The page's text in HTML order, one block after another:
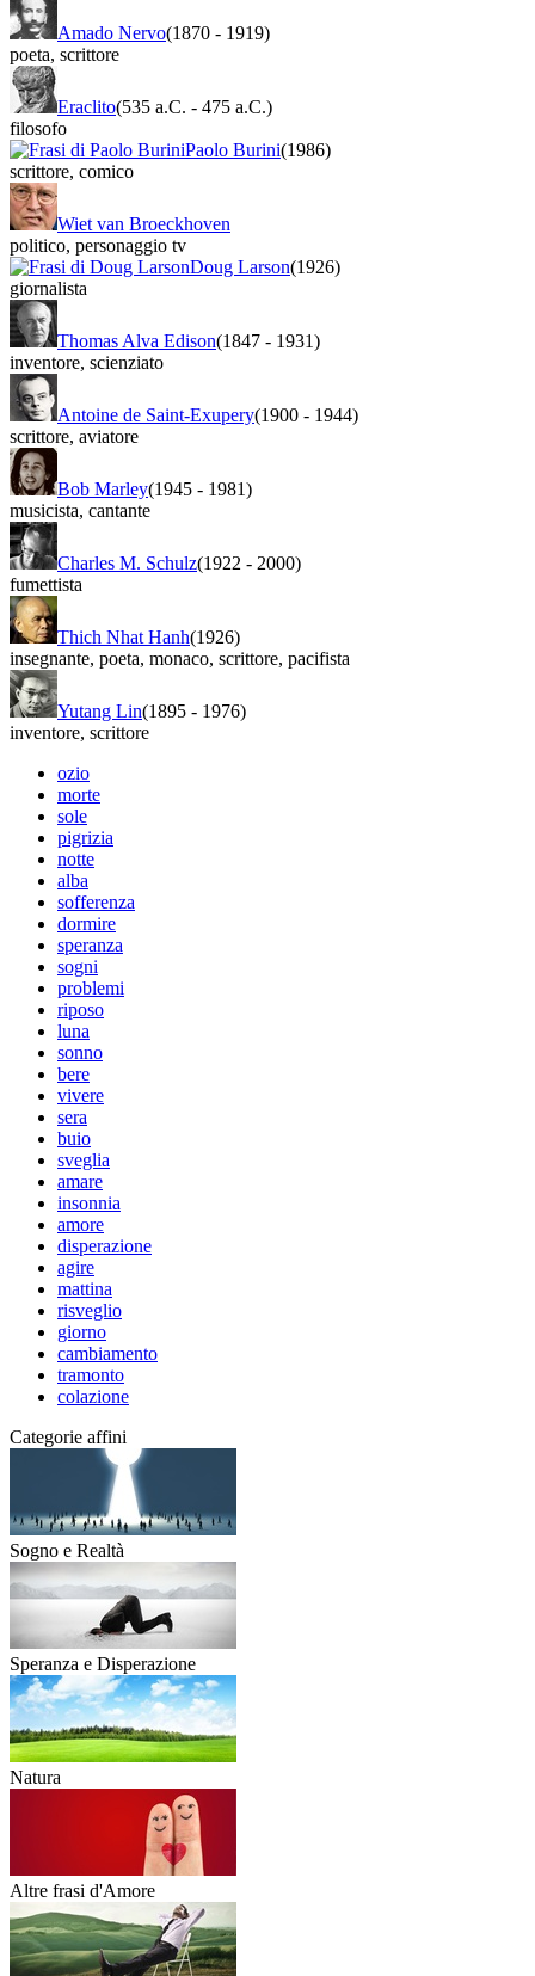
Amado Nervo(1870 - 1919)
poeta, scrittore
Eraclito(535 a.C. - 475 a.C.)
filosofo
Paolo Burini(1986)
scrittore, comico
Wiet van Broeckhoven
politico, personaggio tv
Doug Larson(1926)
giornalista
Thomas Alva Edison(1847 - 1931)
inventore, scienziato
Antoine de Saint-Exupery(1900 - 1944)
scrittore, aviatore
Bob Marley(1945 - 1981)
musicista, cantante
Charles M. Schulz(1922 - 2000)
fumettista
Thich Nhat Hanh(1926)
insegnante, poeta, monaco, scrittore, pacifista
Yutang Lin(1895 - 1976)
inventore, scrittore
ozio
morte
sole
pigrizia
notte
alba
sofferenza
dormire
speranza
sogni
problemi
riposo
luna
sonno
bere
vivere
sera
buio
sveglia
amare
insonnia
amore
disperazione
agire
mattina
risveglio
giorno
cambiamento
tramonto
colazione
Categorie affini
Sogno e Realtà
Speranza e Disperazione
Natura
Altre frasi d'Amore